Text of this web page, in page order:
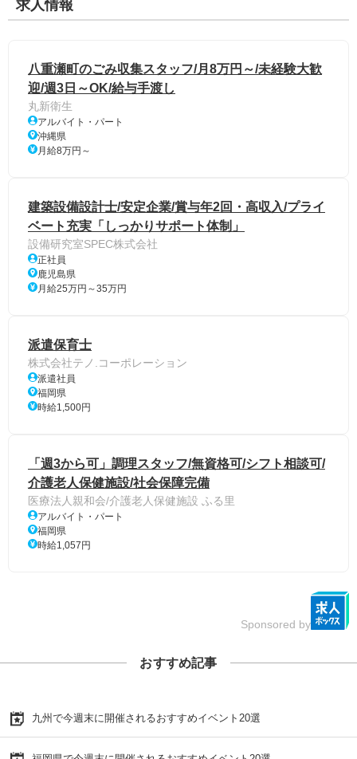
求人情報
八重瀬町のごみ収集スタッフ/月8万円～/未経験大歓
迎/週3日～OK/給与手渡し
丸新衛生
アルバイト・パート
沖縄県
月給8万円～
建築設備設計士/安定企業/賞与年2回・高収入/プライ
ベート充実「しっかりサポート体制」
設備研究室SPEC株式会社
正社員
鹿児島県
月給25万円～35万円
派遣保育士
株式会社テノ.コーポレーション
派遣社員
福岡県
時給1,500円
「週3から可」調理スタッフ/無資格可/シフト相談可/
介護老人保健施設/社会保障完備
医療法人親和会/介護老人保健施設 ふる里
アルバイト・パート
福岡県
時給1,057円
Sponsored by
おすすめ記事
九州で今週末に開催されるおすすめイベント20選